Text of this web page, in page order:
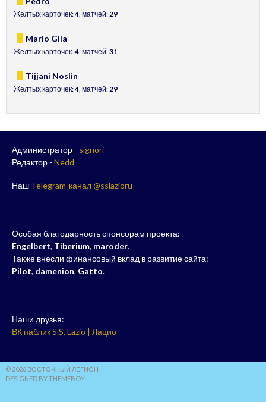
Желтых карточек:4, матчей:29
Mario Gila
Желтых карточек:4, матчей:31
Tijjani Noslin
Желтых карточек:4, матчей:29
Администратор - signori
Редактор - Nedd
Наш Telegram-канал @sslazioru
Особая благодарность спонсорам проекта:
Engelbert, Tiberium, maroder.
Также внесли финансовый вклад в развитие сайта:
Pilot, damenion, Gatto.
Наши друзья:
ВК паблик S.S. Lazio | Лацио
© 2026 ВОСТОЧНЫЙ ЛЕГИОН
DESIGNED BY THEMEBOY